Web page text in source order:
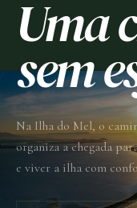
Uma
sem
Na Ilha do Mel, o
organiza a chegada
e viver a ilha com